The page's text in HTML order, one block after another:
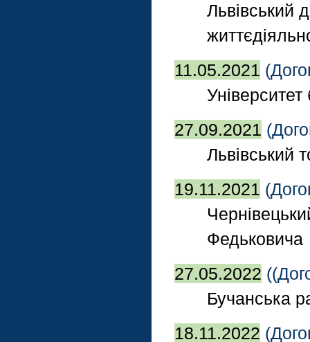
Львівський
11.05.2021
Університет
27.09.2021
Львівський
19.11.2021
Федьковича
27.05.2022
Бучанська
18.11.2022